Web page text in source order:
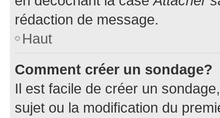
rédaction de message.
Haut
Comment créer un sondage?
Il est facile de créer un
sujet ou la modification du